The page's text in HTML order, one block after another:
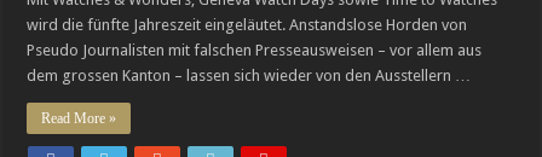
Breguets vergessene Kunst des Emaillierens
Chopard legt die Minutenrepetition L.U.C Full Strike im transparenten Saphir-
wird die fünfte Jahreszeit eingeläutet. Anstandslose Horden von
Pseudo Journalisten mit falschen Presseausweisen – vor allem aus
dem grossen Kanton – lassen sich wieder von den Ausstellern …
Read More »